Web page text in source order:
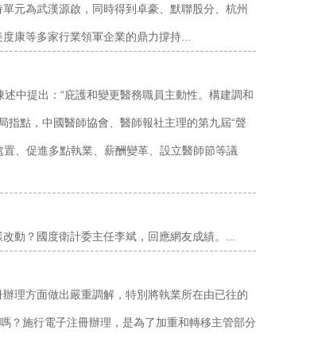
元為武漢源啟，同時得到卓豪、默聯股分、杭州
康等多家行業領軍企業的鼎力撐持...
中提出：“庇護和變更醫務職員主動性。構建調和
指點，中國醫師協會、醫師報社主理的第九屆“聲
、促進多點執業、薪酬變革、設立醫師節等議
動？國度衛計委主任李斌，回應網友成績。...
理方面做出嚴重調解，特別將執業所在由已往的
？施行電子注冊辦理，是為了加重和轉移主管部分